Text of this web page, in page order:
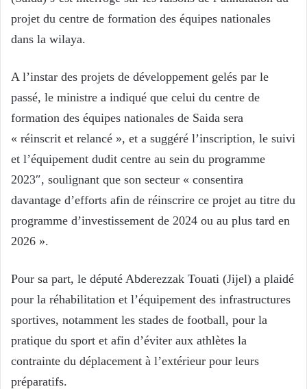
projet du centre de formation des équipes nationales
dans la wilaya.
A l’instar des projets de développement gelés par le
passé, le ministre a indiqué que celui du centre de
formation des équipes nationales de Saida sera
« réinscrit et relancé », et a suggéré l’inscription, le suivi
et l’équipement dudit centre au sein du programme
2023″, soulignant que son secteur « consentira
davantage d’efforts afin de réinscrire ce projet au titre du
programme d’investissement de 2024 ou au plus tard en
2026 ».
Pour sa part, le député Abderezzak Touati (Jijel) a plaidé
pour la réhabilitation et l’équipement des infrastructures
sportives, notamment les stades de football, pour la
pratique du sport et afin d’éviter aux athlètes la
contrainte du déplacement à l’extérieur pour leurs
préparatifs.